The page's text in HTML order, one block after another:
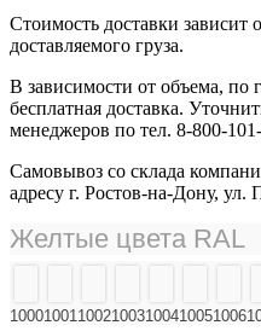
Стоимость доставки зависит
доставляемого груза.
В зависимости от объема, по
бесплатная доставка.
менеджеров по тел. 8-800-
Самовывоз со склада
адресу г. Ростов-на-Дону, ул.
Желтые цвета RAL
1000100110021003100410051006